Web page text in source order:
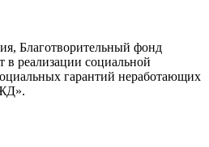
Благотворительный фонд
в реализации социальной
гарантий неработающих